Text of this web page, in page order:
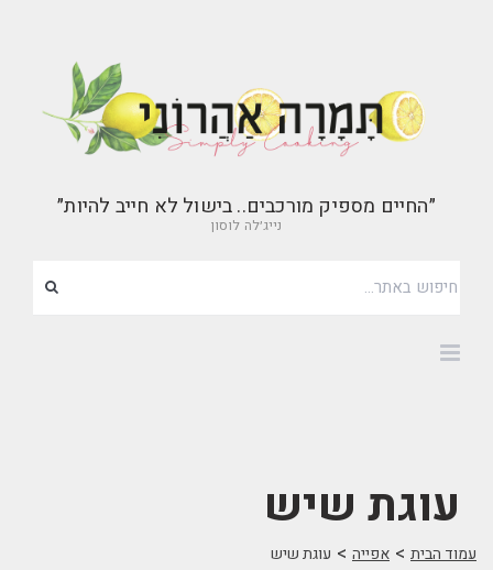
״החיים מספיק מורכבים.. בישול לא חייב להיות״
נייג׳לה לוסון
עוגת שיש
עמוד הבית > אפייה > עוגת שיש